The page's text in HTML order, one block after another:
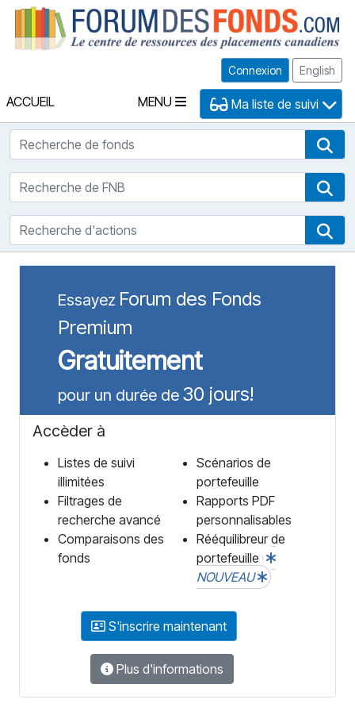
Connexion English
ACCUEIL MENU Ma liste de suivi
Recherche de fonds
Recherche de FNB
Recherche d'actions
Essayez Forum des Fonds
Premium
Gratuitement
pour un durée de 30 jours!
Accèder à
Listes de suivi
illimitées
Filtrages de
recherche avancé
Comparaisons des
fonds
Scénarios de
portefeuille
Rapports PDF
personnalisables
Rééquilibreur de
portefeuille
NOUVEAU
S'inscrire maintenant
Plus d'informations